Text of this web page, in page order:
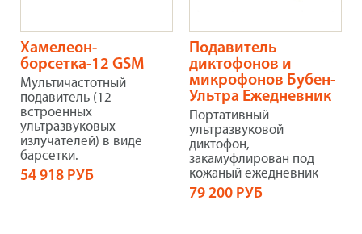
Хамелеон-
борсетка-12 GSM
Мультичастотный
подавитель (12
встроенных
ультразвуковых
излучателей) в виде
барсетки.
54 918 РУБ
Подавитель
диктофонов и
микрофонов Бубен-
Ультра Ежедневник
Портативный
ультразвуковой
диктофон,
закамуфлирован под
кожаный ежедневник
79 200 РУБ